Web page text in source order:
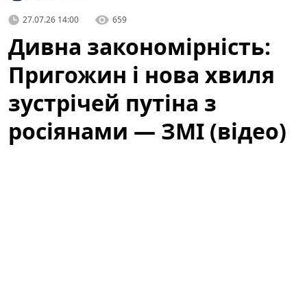
27.07.26 14:00 659
Дивна закономірність:
Пригожин і нова хвиля
зустрічей путіна з
росіянами — ЗМІ (відео)